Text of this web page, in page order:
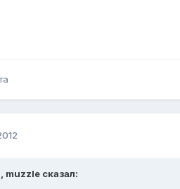
muzzle сказал: